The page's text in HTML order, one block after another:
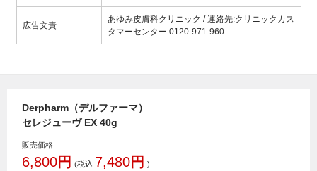
広告文責
あゆみ皮膚科クリニック / 連絡先:クリニックカス
タマーセンター 0120-971-960
Derpharm（デルファーマ）
セレジューヴ EX 40g
販売価格
6,800円 (税込 7,480円 )